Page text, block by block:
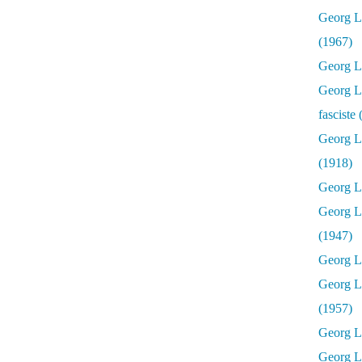
Georg
(1967)
Georg
Georg
fasciste
Georg
(1918)
Georg
Georg
(1947)
Georg
Georg
(1957)
Georg
Georg